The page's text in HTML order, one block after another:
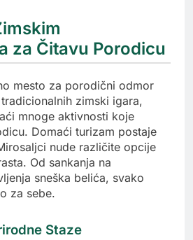
za Čitavu Porodicu
mesto za porodični odmor
zimski igara,
mnoge aktivnosti koje
Domaći turizam postaje
nude različite opcije
Od sankanja na
sneška belića, svako
za sebe.
Staze